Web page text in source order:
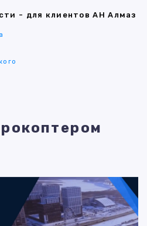
- для клиентов АН Алмаз